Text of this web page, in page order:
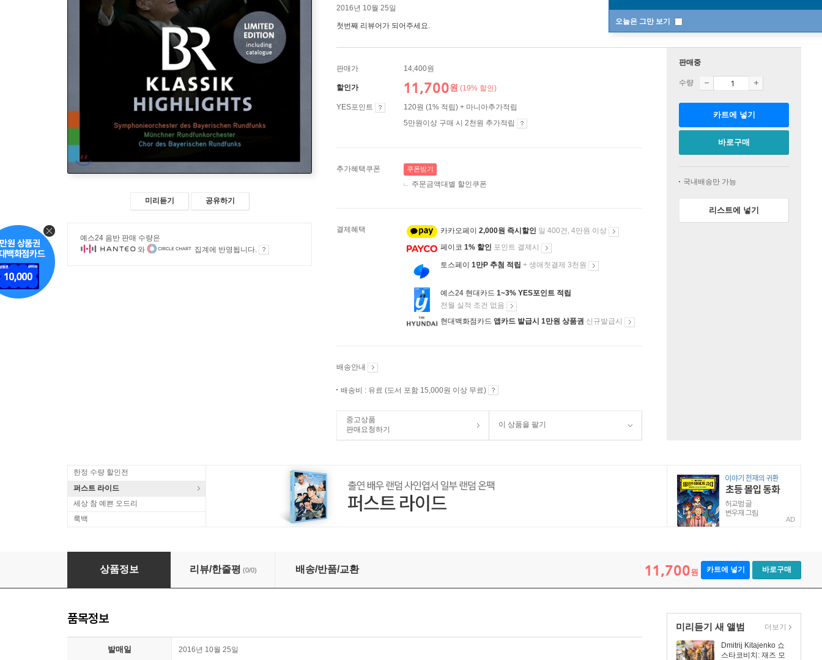
오늘은 그만 보기
미리듣기 공유하기
예스24 음반 판매 수량은
와
집계에 반영됩니다.
2016년 10월 25일
첫번째 리뷰어가 되어주세요.
판매가 14,400원
할인가 11,700원 (19% 할인)
YES포인트
120원 (1% 적립) + 마니아추가적립
5만원이상 구매 시 2천원 추가적립
추가혜택쿠폰 쿠폰받기
주문금액대별 할인쿠폰
결제혜택 카카오페이 2,000원 즉시할인 일 400건, 4만원 이상
페이코 1% 할인 포인트 결제시
토스페이 1만P 추첨 적립 + 생애첫결제 3천원
예스24 현대카드 1~3% YES포인트 적립
전월 실적 조건 없음
현대백화점카드 앱카드 발급시 1만원 상품권 신규발급시
배송안내
배송비 : 유료 (도서 포함 15,000원 이상 무료)
중고상품
판매요청하기
이 상품을 팔기
판매중
수량
카트에 넣기
바로구매
국내배송만 가능
리스트에 넣기
한정 수량 할인전
퍼스트 라이드
세상 참 예쁜 오드리
룩백
AD
BR 클래식 샘플러 (BR Klassik - Highlights) [2016 카탈로그 포함 한정반]
상품정보 리뷰/한줄평 (0/0) 배송/반품/교환 11,700원 카트에 넣기 바로구매
미리듣기 새 앨범
Dmitrij Kitajenko 쇼
스타코비치: 재즈 모
더보기
품목정보
발매일 2016년 10월 25일